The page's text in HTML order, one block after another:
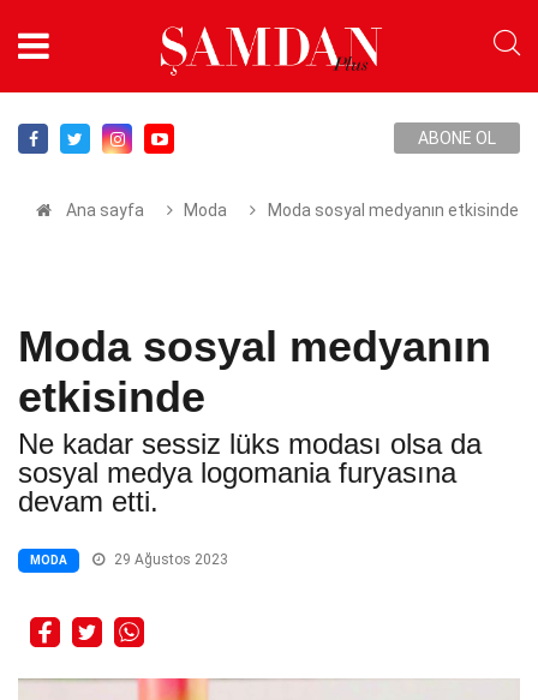
ABONE OL
Ana sayfa Moda Moda sosyal medyanın etkisinde
Moda sosyal medyanın
etkisinde
Ne kadar sessiz lüks modası olsa da
sosyal medya logomania furyasına
devam etti.
MODA 29 Ağustos 2023